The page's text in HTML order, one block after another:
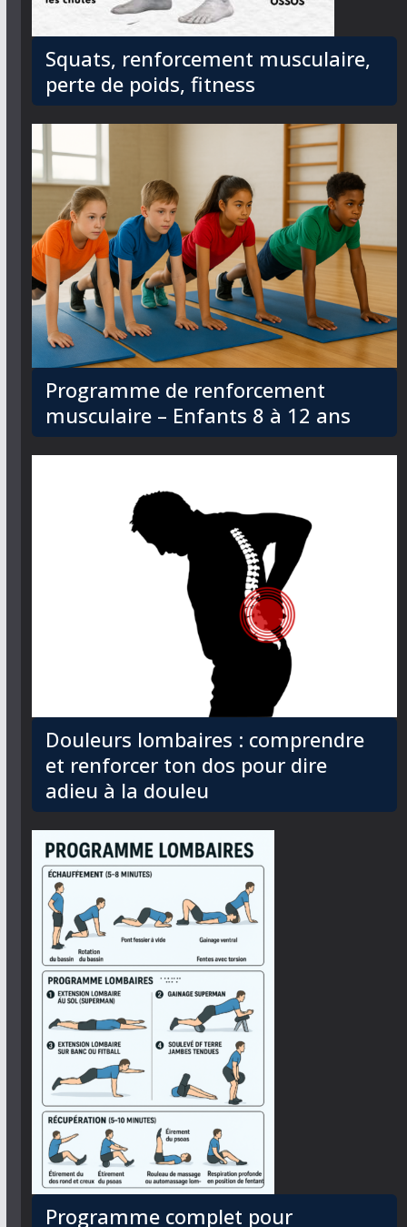
Squats, renforcement musculaire,
perte de poids, fitness
Programme de renforcement
musculaire – Enfants 8 à 12 ans
Douleurs lombaires : comprendre
et renforcer ton dos pour dire
adieu à la douleu
Programme complet pour